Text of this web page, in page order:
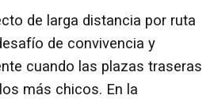
de larga distancia por ruta
de convivencia y
cuando las plazas traseras
más chicos. En la